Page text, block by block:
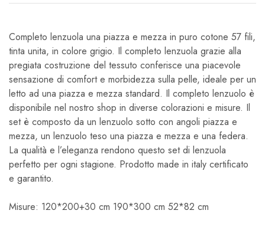
Completo lenzuola una piazza e mezza in puro cotone 57 fili,
tinta unita, in colore grigio. Il completo lenzuola grazie alla
pregiata costruzione del tessuto conferisce una piacevole
sensazione di comfort e morbidezza sulla pelle, ideale per un
letto ad una piazza e mezza standard. Il completo lenzuolo è
disponibile nel nostro shop in diverse colorazioni e misure. Il
set è composto da un lenzuolo sotto con angoli piazza e
mezza, un lenzuolo teso una piazza e mezza e una federa.
La qualità e l’eleganza rendono questo set di lenzuola
perfetto per ogni stagione. Prodotto made in italy certificato
e garantito.
Misure: 120*200+30 cm 190*300 cm 52*82 cm